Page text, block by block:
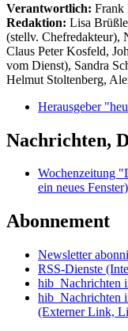
Verantwortlich: Frank
Redaktion: Lisa
(stellv. Chefredakteur),
Claus Peter Kosfeld,
vom Dienst), Sandra
Helmut Stoltenberg,
Herausgeber
Nachrichten,
Wochenzeitung
ein neues Fenster)
Abonnement
Newsletter
RSS-Dienste
hib_Nachrichten
hib_Nachrichten
(Externer Link,